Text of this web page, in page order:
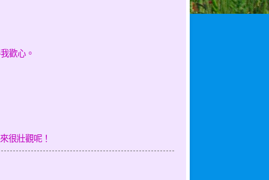
歡心。
很壯觀呢！